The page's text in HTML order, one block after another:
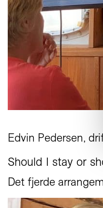
Edvin Pedersen,
Should I stay or
Det fjerde